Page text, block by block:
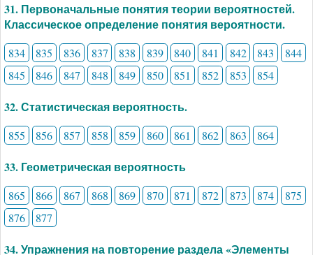
31. Первоначальные понятия теории вероятностей.
Классическое определение понятия вероятности.
834 835 836 837 838 839 840 841 842 843
844
845
846 847 848 849 850 851 852 853 854
32. Статистическая вероятность.
855 856 857 858 859 860 861 862 863 864
33. Геометрическая вероятность
865 866 867 868 869 870 871 872 873 874
875
876
877
34. Упражнения на повторение раздела «Элементы